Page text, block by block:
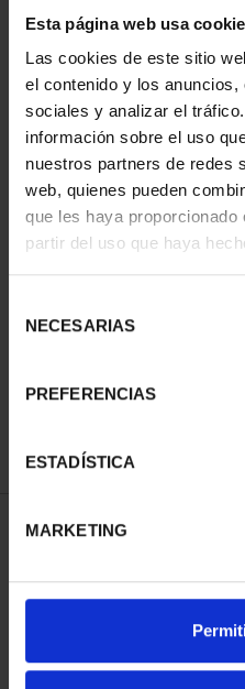
Esta página web usa
Las cookies de este sitio
el contenido y los
sociales y analizar el
información sobre el uso
nuestros partners de redes
web, quienes pueden
que les haya proporcionado
partir del uso que haya
NECESARIAS
PREFERENCIAS
ESTADÍSTICA
MARKETING
1 Productos encontrados
II - SALAMANCA
ORDENAR POR: